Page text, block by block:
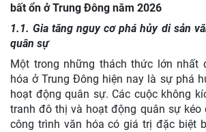
bất ổn ở Trung Đông năm 2026
1.1. Gia tăng nguy cơ phá hủy di sản
quân sự
Một trong những thách thức lớn nhất
hóa ở Trung Đông hiện nay là sự phá
hoạt động quân sự. Các cuộc không
tranh đô thị và hoạt động quân sự kéo
công trình văn hóa có giá trị đặc biệt